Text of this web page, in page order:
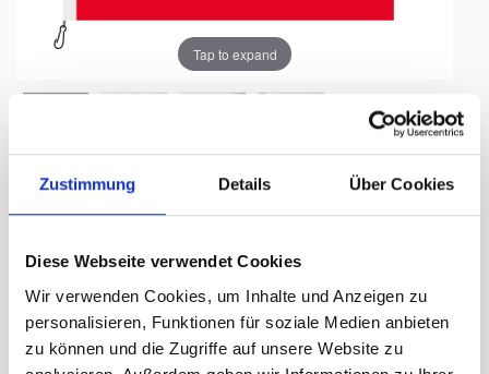
Zustimmung Details Über Cookies
Diese Webseite verwendet Cookies
Wir verwenden Cookies, um Inhalte und Anzeigen zu
personalisieren, Funktionen für soziale Medien anbieten
zu können und die Zugriffe auf unsere Website zu
Tap to expand
Drapeau, incrusté (cousu)
352.00 CHF